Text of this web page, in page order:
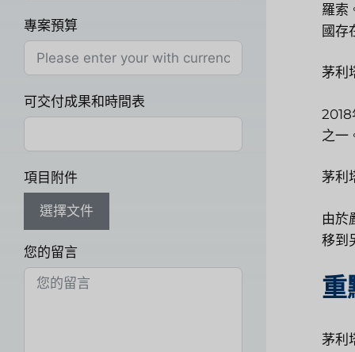
羅索
國存
茅利
2018
之一
茅利
由於
移到
重
茅利
專案預算
可交付成果和時間表
項目附件
選擇文件
您的留言